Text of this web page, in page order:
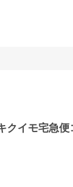
クイモ宅急便